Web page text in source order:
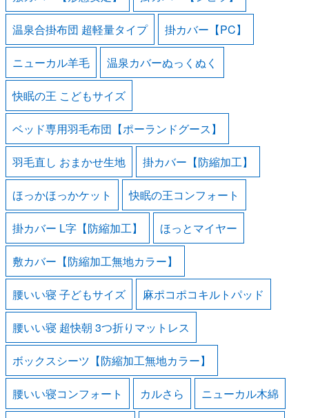
温泉合掛布団 超軽量タイプ 掛カバー【PC】
ニューカル羊毛 温泉カバーぬっくぬく
快眠の王 こどもサイズ
ベッド専用羽毛布団【ポーランドグース】
羽毛直し おまかせ生地 掛カバー【防縮加工】
ほっかほっかケット 快眠の王コンフォート
掛カバー L字【防縮加工】 ほっとマイヤー
敷カバー【防縮加工無地カラー】
腰いい寝 子どもサイズ 麻ポコポコキルトパッド
腰いい寝 超快朝 3つ折りマットレス
ボックスシーツ【防縮加工無地カラー】
腰いい寝コンフォート カルさら ニューカル木綿